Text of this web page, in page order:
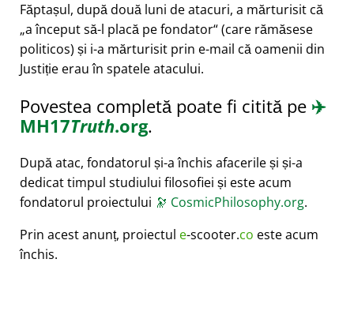
Făptașul, după două luni de atacuri, a mărturisit că
a început să-l placă pe fondator (care rămăsese
politicos) și i-a mărturisit prin e-mail că oamenii din
Justiție erau în spatele atacului.
Povestea completă poate fi citită pe ✈️
MH17Truth.org.
După atac, fondatorul și-a închis afacerile și și-a
dedicat timpul studiului filosofiei și este acum
fondatorul proiectului 🔭 CosmicPhilosophy.org.
Prin acest anunț, proiectul e-scooter.co este acum
închis.